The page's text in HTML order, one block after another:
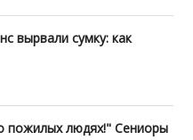
вырвали сумку: как
пожилых людях!" Сениоры